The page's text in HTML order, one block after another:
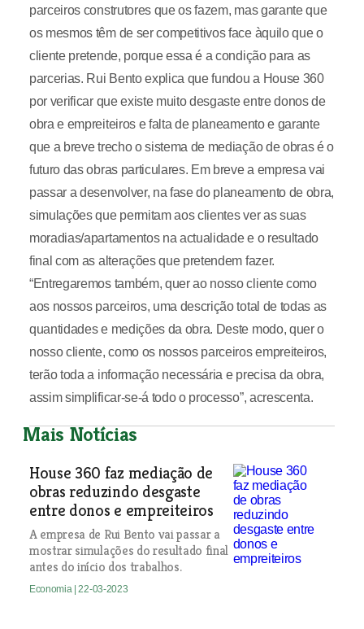
parceiros construtores que os fazem, mas garante que
os mesmos têm de ser competitivos face àquilo que o
cliente pretende, porque essa é a condição para as
parcerias. Rui Bento explica que fundou a House 360
por verificar que existe muito desgaste entre donos de
obra e empreiteiros e falta de planeamento e garante
que a breve trecho o sistema de mediação de obras é o
futuro das obras particulares. Em breve a empresa vai
passar a desenvolver, na fase do planeamento de obra,
simulações que permitam aos clientes ver as suas
moradias/apartamentos na actualidade e o resultado
final com as alterações que pretendem fazer.
“Entregaremos também, quer ao nosso cliente como
aos nossos parceiros, uma descrição total de todas as
quantidades e medições da obra. Deste modo, quer o
nosso cliente, como os nossos parceiros empreiteiros,
terão toda a informação necessária e precisa da obra,
assim simplificar-se-á todo o processo”, acrescenta.
Mais Notícias
House 360 faz mediação de
obras reduzindo desgaste
entre donos e empreiteiros
A empresa de Rui Bento vai passar a
mostrar simulações do resultado final
antes do início dos trabalhos.
Economia | 22-03-2023